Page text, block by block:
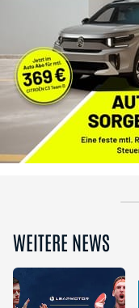
WEITERE NEWS